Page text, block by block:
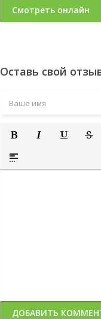
Смотреть онлайн
Оставь свой
Полужирный
Вставка спойлера
ДОБАВИТЬ